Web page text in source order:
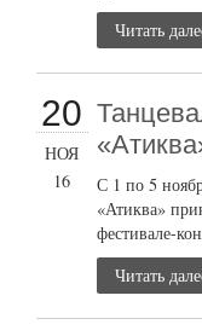
Читать
20
НОЯ
16
С 1 по 5
«Атиква»
фестивале-
Читать